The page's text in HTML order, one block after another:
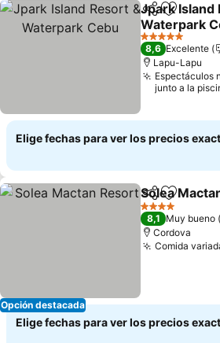
Compartir
Agregar
Jpark Island
Waterpark
5 Estrellas
8,6 Excelente
Lapu-Lapu
Espectáculos
junto a la
Elige fechas para ver los precios
Opción destacada
Compartir
Agregar
Solea
4 Estrellas
8,1 Muy bueno
Cordova
Comida
Elige fechas para ver los precios